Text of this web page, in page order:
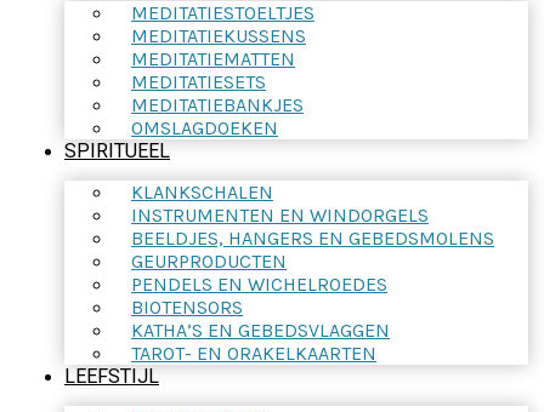
MEDITATIESTOELTJES
MEDITATIEKUSSENS
MEDITATIEMATTEN
MEDITATIESETS
MEDITATIEBANKJES
OMSLAGDOEKEN
SPIRITUEEL
KLANKSCHALEN
INSTRUMENTEN EN WINDORGELS
BEELDJES, HANGERS EN GEBEDSMOLENS
GEURPRODUCTEN
PENDELS EN WICHELROEDES
BIOTENSORS
KATHA’S EN GEBEDSVLAGGEN
TAROT- EN ORAKELKAARTEN
LEEFSTIJL